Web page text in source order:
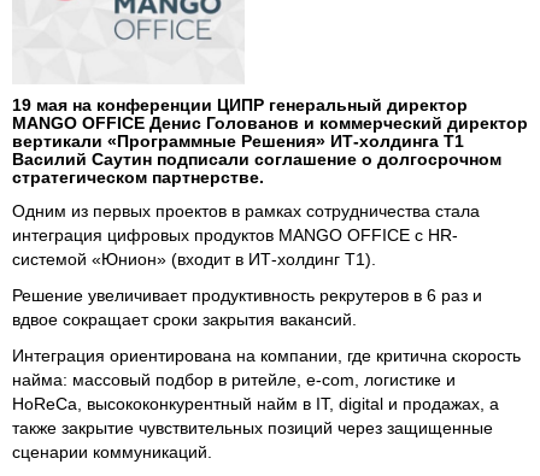
19 мая на конференции ЦИПР генеральный директор
MANGO OFFICE Денис Голованов и коммерческий директор
вертикали «Программные Решения» ИТ-холдинга Т1
Василий Саутин подписали соглашение о долгосрочном
стратегическом партнерстве.
Одним из первых проектов в рамках сотрудничества стала
интеграция цифровых продуктов MANGO OFFICE с HR-
системой «Юнион» (входит в ИТ-холдинг Т1).
Решение увеличивает продуктивность рекрутеров в 6 раз и
вдвое сокращает сроки закрытия вакансий.
Интеграция ориентирована на компании, где критична скорость
найма: массовый подбор в ритейле, e-com, логистике и
HoReCa, высококонкурентный найм в IT, digital и продажах, а
также закрытие чувствительных позиций через защищенные
сценарии коммуникаций.